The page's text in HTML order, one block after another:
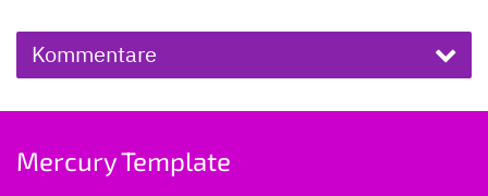
Kommentare
Mercury Template